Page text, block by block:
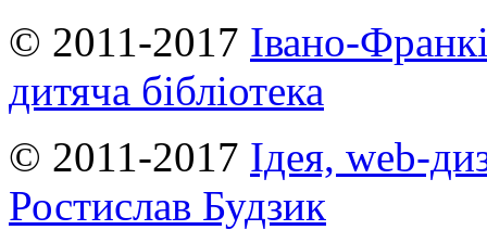
© 2011-2017 Івано-
дитяча бібліотека
© 2011-2017 Ідея, web-
Ростислав Будзик